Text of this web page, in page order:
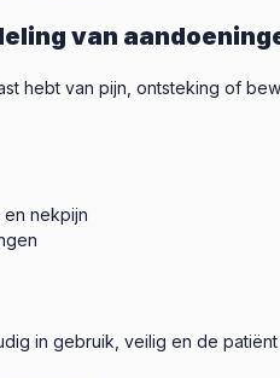
van
hebt van pijn, ontsteking of
nekpijn
in gebruik, veilig en de